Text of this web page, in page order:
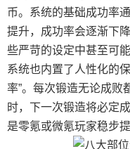
币。系统的基础成功率
提升，成功率会逐渐下
些严苛的设定中甚至可
系统也内置了人性化的
率”。每次锻造无论成败
时，下一次锻造将必定
是零氪或微氪玩家稳步提